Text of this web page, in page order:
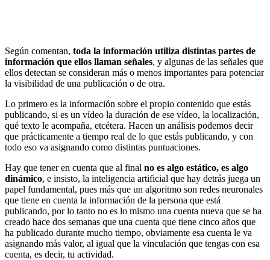
Según comentan, toda la información utiliza distintas partes de
información que ellos llaman señales, y algunas de las señales que
ellos detectan se consideran más o menos importantes para potenciar
la visibilidad de una publicación o de otra.
Lo primero es la información sobre el propio contenido que estás
publicando, si es un vídeo la duración de ese vídeo, la localización,
qué texto le acompaña, etcétera. Hacen un análisis podemos decir
que prácticamente a tiempo real de lo que estás publicando, y con
todo eso va asignando como distintas puntuaciones.
Hay que tener en cuenta que al final no es algo estático, es algo
dinámico, e insisto, la inteligencia artificial que hay detrás juega un
papel fundamental, pues más que un algoritmo son redes neuronales
que tiene en cuenta la información de la persona que está
publicando, por lo tanto no es lo mismo una cuenta nueva que se ha
creado hace dos semanas que una cuenta que tiene cinco años que
ha publicado durante mucho tiempo, obviamente esa cuenta le va
asignando más valor, al igual que la vinculación que tengas con esa
cuenta, es decir, tu actividad.